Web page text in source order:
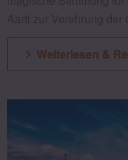
Weiterlesen &